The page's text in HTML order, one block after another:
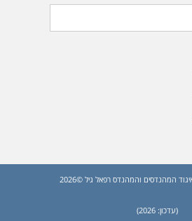
כל הזכויות שמורות לאיגוד המהנדסים והמהנדס רפאל גיל ©2026
(עדכון: 2026)